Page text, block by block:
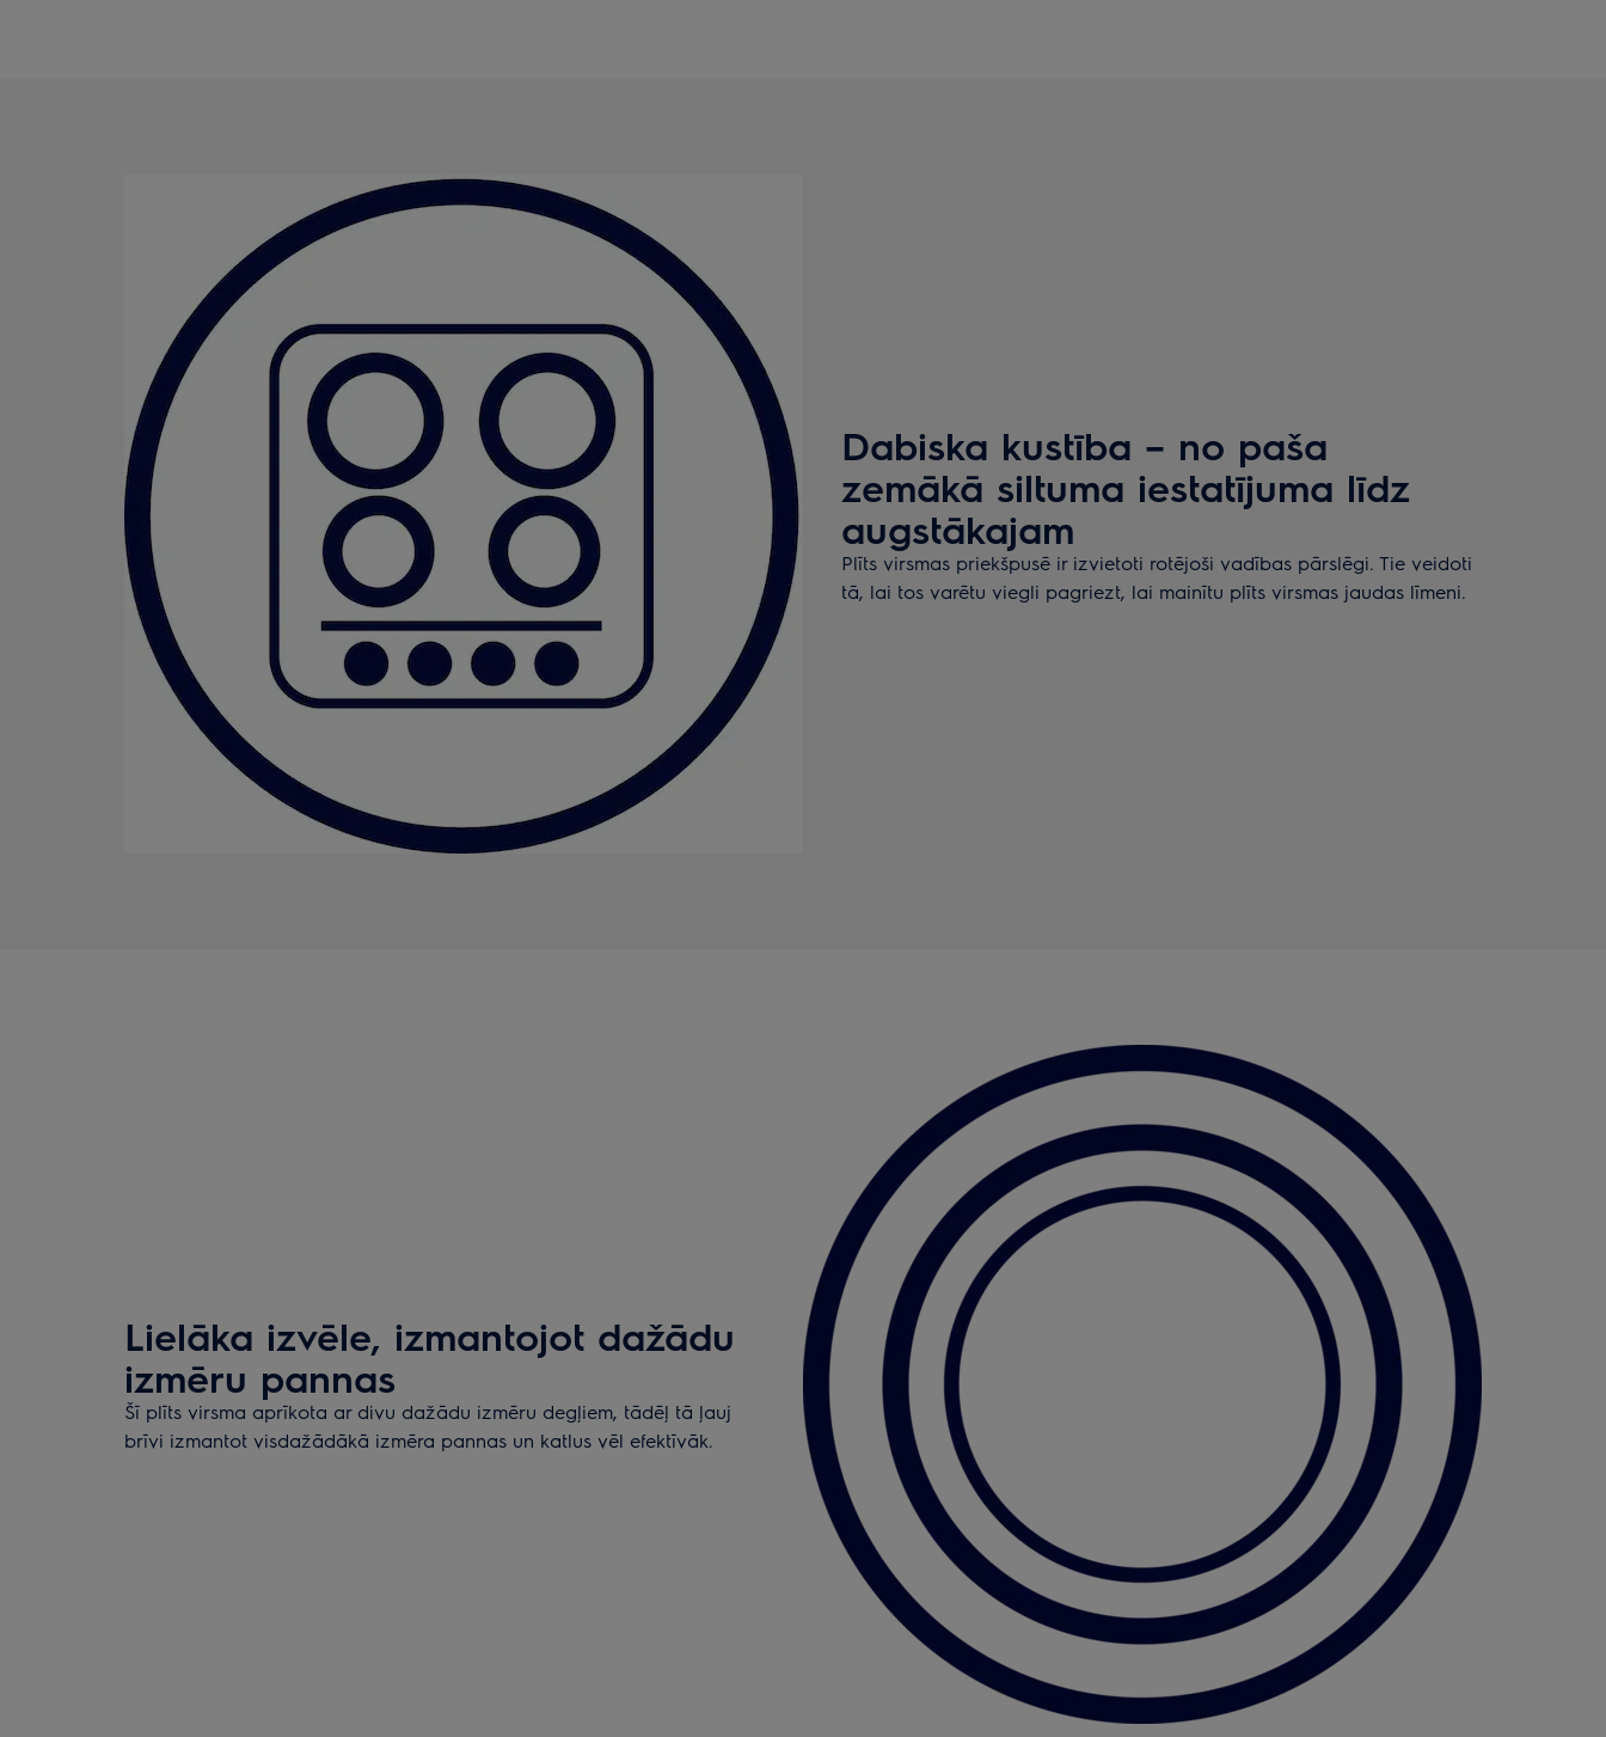
Dabiska kustība – no paša
zemākā siltuma iestatījuma līdz
augstākajam
Plīts virsmas priekšpusē ir izvietoti rotējoši vadības pārslēgi. Tie veidoti
tā, lai tos varētu viegli pagriezt, lai mainītu plīts virsmas jaudas līmeni.
Lielāka izvēle, izmantojot dažādu
izmēru pannas
Šī plīts virsma aprīkota ar divu dažādu izmēru degļiem, tādēļ tā ļauj
brīvi izmantot visdažādākā izmēra pannas un katlus vēl efektīvāk.